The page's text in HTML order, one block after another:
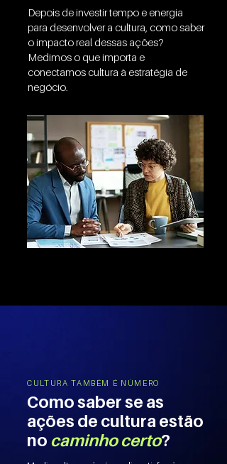
Depois de investir tempo e energia
para desenvolver a cultura, como saber
o impacto real dessas ações?
Medimos o que importa e
conectamos cultura à estratégia de
negócio.
CULTURA TAMBÉM É NÚMERO
Como saber se as
ações de cultura estão
no caminho certo?